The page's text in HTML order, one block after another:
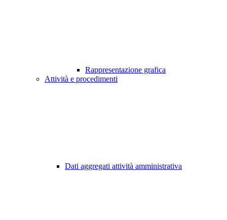
Rappresentazione grafica
Attività e procedimenti
Dati aggregati attività amministrativa